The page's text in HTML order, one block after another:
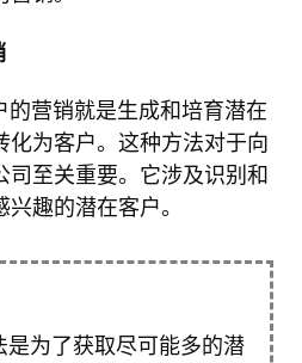
的营销就是生成和培育潜在
化为客户。这种方法对于向
司至关重要。它涉及识别和
趣的潜在客户。
是为了获取尽可能多的潜